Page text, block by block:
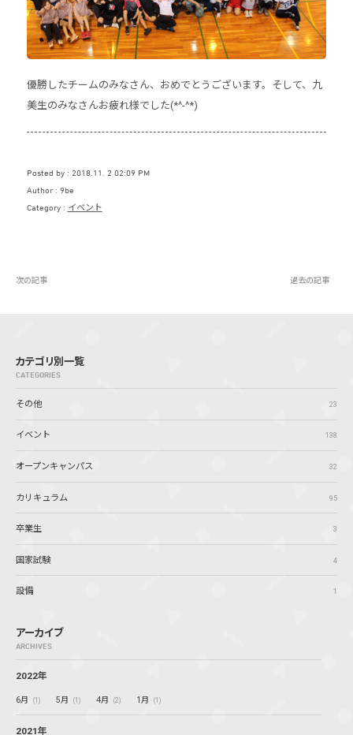
優勝したチームのみなさん、おめでとうございます。そして、九
美生のみなさんお疲れ様でした(*^-^*)
Posted by
2018.11. 2 02:09 PM
Author
9be
Category
イベント
次の記事 過去の記事
カテゴリ別一覧
CATEGORIES
その他 23
イベント 138
オープンキャンパス 32
カリキュラム 95
卒業生 3
国家試験 4
設備 1
アーカイブ
ARCHIVES
2022年
6月 (1) 5月 (1) 4月 (2) 1月 (1)
2021年